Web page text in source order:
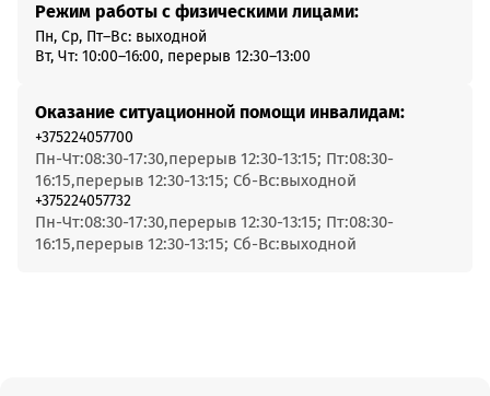
Режим работы с физическими лицами:
Пн, Ср, Пт–Вс: выходной
Вт, Чт: 10:00–16:00, перерыв 12:30–13:00
Оказание ситуационной помощи инвалидам:
+375224057700
Пн-Чт:08:30-17:30,перерыв 12:30-13:15; Пт:08:30-
16:15,перерыв 12:30-13:15; Сб-Вс:выходной
+375224057732
Пн-Чт:08:30-17:30,перерыв 12:30-13:15; Пт:08:30-
16:15,перерыв 12:30-13:15; Сб-Вс:выходной